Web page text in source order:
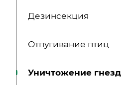
Дезинсекция
Отпугивание птиц
Уничтожение гнезд